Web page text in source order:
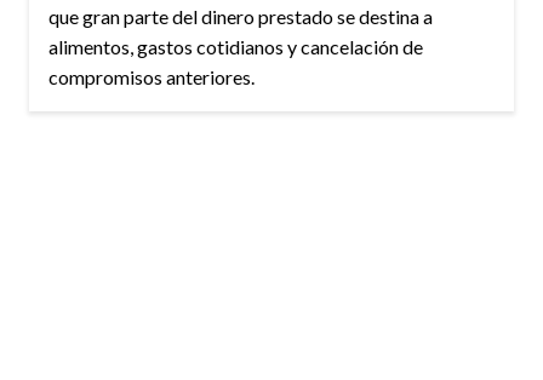
que gran parte del dinero prestado se destina a
alimentos, gastos cotidianos y cancelación de
compromisos anteriores.